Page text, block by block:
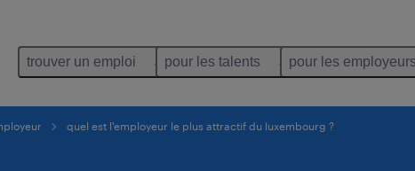
trouver un emploi pour les talents pour les
quel est l'employeur le plus attractif du luxembourg ?